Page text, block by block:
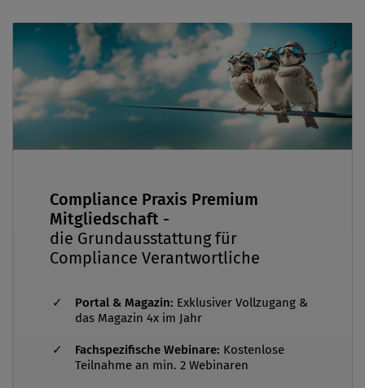
Compliance Praxis Premium
Mitgliedschaft -
die Grundausstattung für
Compliance Verantwortliche
Portal & Magazin: Exklusiver Vollzugang &
das Magazin 4x im Jahr
Fachspezifische Webinare: Kostenlose
Teilnahme an min. 2 Webinaren